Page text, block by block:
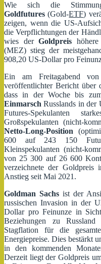
Wie sich die
Goldfutures (Gold-ETF)
zeigen, wenn die US-
die Verpflichtungen der
wies der Goldpreis
(MEZ) stieg der
908,20 US-Dollar pro
Ein am Freitagabend
veröffentlichter Bericht über
dass in der Woche bis
Einmarsch Russlands in der
Futures-Spekulanten
Großspekulanten (nicht-
Netto-Long-Position
600 auf 243 150
Kleinspekulanten (nicht-
von 25 300 auf 26 600
verzeichnete der Goldpreis
Anstieg seit Mai 2021.
Goldman Sachs ist der
russischen Invasion in der
Dollar pro Feinunze in
Beziehungen zu
Stagflation für die
Energiepreise. Dies bestärkt
in den kommenden
Derzeit liegt der Goldpreis